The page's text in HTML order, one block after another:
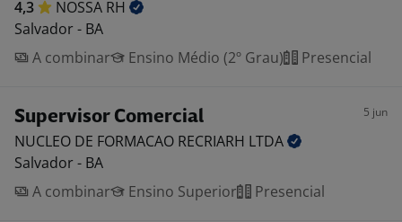
4,3 NOSSA RH
Salvador - BA
A combinar
Ensino Médio (2º Grau) Presencial
Supervisor Comercial 5 jun
NUCLEO DE FORMACAO RECRIARH LTDA
Salvador - BA
A combinar
Ensino Superior Presencial